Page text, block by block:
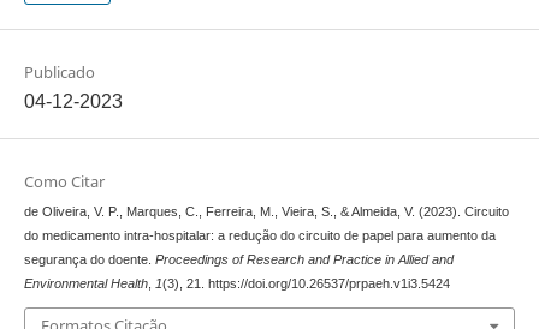
Publicado
04-12-2023
Como Citar
de Oliveira, V. P., Marques, C., Ferreira, M., Vieira, S., & Almeida, V. (2023). Circuito
do medicamento intra-hospitalar: a redução do circuito de papel para aumento da
segurança do doente. Proceedings of Research and Practice in Allied and
Environmental Health, 1(3), 21. https://doi.org/10.26537/prpaeh.v1i3.5424